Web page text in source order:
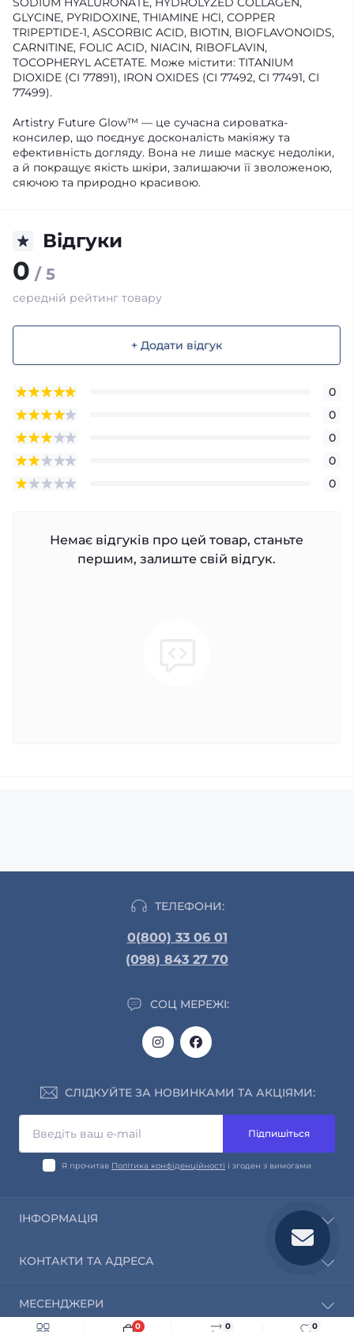
0 0
0
GLYCINE, PYRIDOXINE, THIAMINE HCl, COPPER
TRIPEPTIDE-1, ASCORBIC ACID, BIOTIN, BIOFLAVONOIDS,
CARNITINE, FOLIC ACID, NIACIN, RIBOFLAVIN,
TOCOPHERYL ACETATE. Може містити: TITANIUM
DIOXIDE (CI 77891), IRON OXIDES (CI 77492, CI 77491, CI
77499).
Artistry Future Glow™ — це сучасна сироватка-
консилер, що поєднує досконалість макіяжу та
ефективність догляду. Вона не лише маскує недоліки,
а й покращує якість шкіри, залишаючи її зволоженою,
сяючою та природно красивою.
Відгуки
0 / 5
середній рейтинг товару
+ Додати відгук
0
0
0
0
0
Немає відгуків про цей товар, станьте
першим, залиште свій відгук.
ТЕЛЕФОНИ:
0(800) 33 06 01
(098) 843 27 70
СОЦ МЕРЕЖІ:
СЛІДКУЙТЕ ЗА НОВИНКАМИ ТА АКЦІЯМИ:
Підпишіться
Я прочитав Політика конфіденційності і згоден з вимогами
ІНФОРМАЦІЯ
Інформація про доставку та оплату
Політика конфіденційності
Контакти
КОНТАКТИ ТА АДРЕСА
Пн-Пт з 09:00 до 18:00
МЕСЕНДЖЕРИ